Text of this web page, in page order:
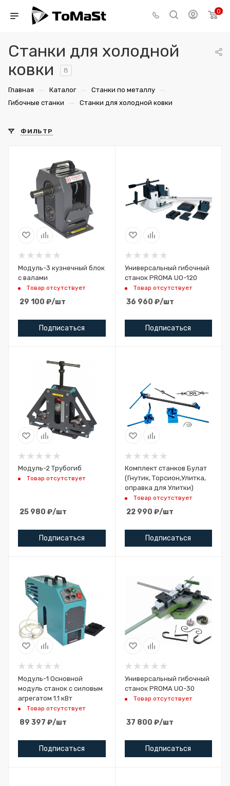
0
Станки для холодной
ковки
8
Главная — Каталог — Станки по металлу —
Гибочные станки — Станки для холодной ковки
ФИЛЬТР
Модуль-3 кузнечный блок
с валами
Товар отсутствует
29 100 ₽/шт
Подписаться
Универсальный гибочный
станок PROMA UO-120
Товар отсутствует
36 960 ₽/шт
Подписаться
Модуль-2 Трубогиб
Товар отсутствует
25 980 ₽/шт
Подписаться
Комплект станков Булат
(Гнутик, Торсион,Улитка,
оправка для Улитки)
Товар отсутствует
22 990 ₽/шт
Подписаться
Модуль-1 Основной
модуль станок с силовым
агрегатом 1.1 кВт
Товар отсутствует
89 397 ₽/шт
Подписаться
Универсальный гибочный
станок PROMA UO-30
Товар отсутствует
37 800 ₽/шт
Подписаться